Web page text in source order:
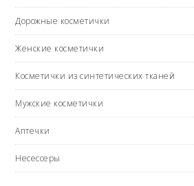
Дорожные косметички
Женские косметички
Косметички из синтетических тканей
Мужские косметички
Аптечки
Несессеры